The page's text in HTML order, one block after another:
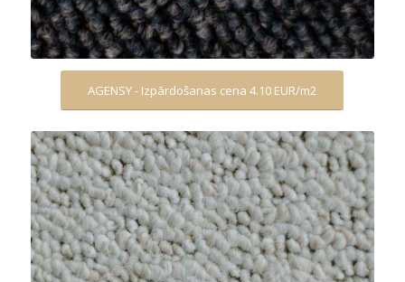
AGENSY - Izpārdošanas cena 4.10 EUR/m2